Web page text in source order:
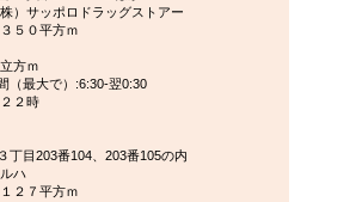
）サッポロドラッグストアー
５０平方ｍ
方ｍ
（最大で）:6:30-翌0:30
２時
丁目203番104、203番105の内
ハ
２７平方ｍ